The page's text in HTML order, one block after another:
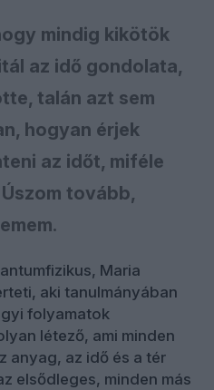
mindig kikötök
az idő gondolata,
talán azt sem
hogyan érjek
az időt, miféle
tovább,
Maria
aki tanulmányában
folyamatok
létező, ami minden
anyag, az idő és a tér
elsődleges, minden más